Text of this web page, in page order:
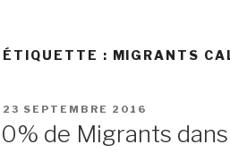
ÉTIQUETTE : MIGRANTS
PUBLIÉ
LE
23 SEPTEMBRE 2016
0% de Migrants